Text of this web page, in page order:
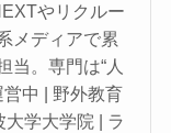
やリクルー
メディアで累
当。専門は“人
中 | 野外教育
学大学院 | ラ